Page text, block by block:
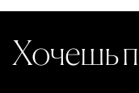
Хочешь